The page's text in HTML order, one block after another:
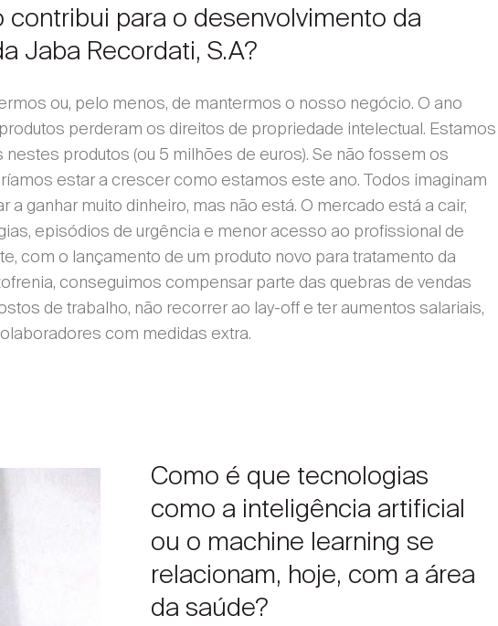
contribui para o desenvolvimento da
Jaba Recordati, S.A?
ou, pelo menos, de mantermos o nosso negócio. O ano
perderam os direitos de propriedade intelectual. Estamos
produtos (ou 5 milhões de euros). Se não fossem os
estar a crescer como estamos este ano. Todos imaginam
a ganhar muito dinheiro, mas não está. O mercado está a cair,
episódios de urgência e menor acesso ao profissional de
com o lançamento de um produto novo para tratamento da
conseguimos compensar parte das quebras de vendas
de trabalho, não recorrer ao lay-off e ter aumentos salariais,
com medidas extra.
Como é que tecnologias
como a inteligência artificial
ou o machine learning se
relacionam, hoje, com a área
da saúde?